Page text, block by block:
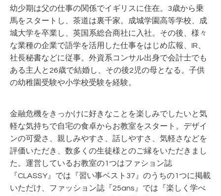
幼少期は父の仕事の関係でイギリスに住在。3歳から乗
馬をスタートし、茶道は裏千家。成城学園高等学校、成
城大学を卒業し、英国系総合商社に入社。その後、様々
な業種の企業で語学を活用した仕事をはじめ広報、IR、
社長秘書などに従事。外資系コンサル出身で会計士でも
ある主人と26歳で結婚し、その後2児の母となる。子供
の幼稚園受験や小学校受験を経験。
金融危機をきっかけに好きなことを楽しみでしたいと気
軽な気持ちで自宅の食卓からお教室をスタート。デザイ
ンの可愛さ、親しみやすさ、話しやすさ、気軽さなどを
評価いただき、数多くの生徒様とのご縁をいただきまし
た。運営しているお教室の1つはファション誌
『CLASSY』では『習い事ベスト37』のうちの1つに掲載
いただけ、ファッション誌『25ans』では『楽しく学べ